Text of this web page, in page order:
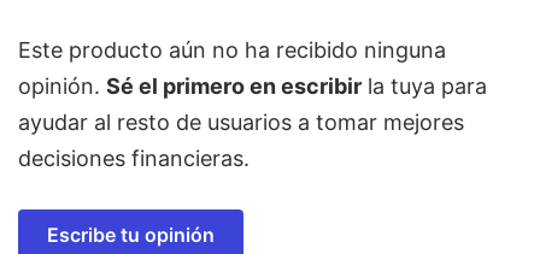
Este producto aún no ha recibido ninguna
opinión. Sé el primero en escribir la tuya para
ayudar al resto de usuarios a tomar mejores
decisiones financieras.
Escribe tu opinión